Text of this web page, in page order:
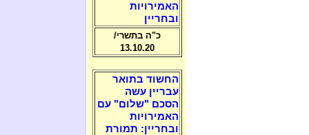
האמירויות
ובחריין
כ"ה בתשרי/
13.10.20
החשוד בתואר
עבריין עשה
הסכם "שלום" עם
האמירויות
ובחריין: תמורת